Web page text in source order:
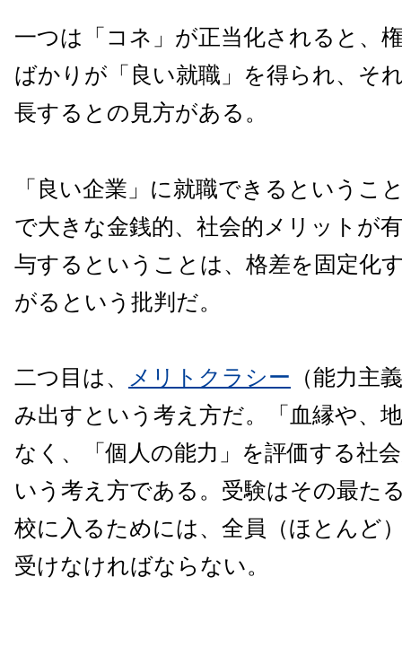
一つは「コネ」が正当化されると、
ばかりが「良い就職」を得られ、そ
長するとの見方がある。
「良い企業」に就職できるというこ
で大きな金銭的、社会的メリットが
与するということは、格差を固定化
がるという批判だ。
二つ目は、 メリトクラシー （能力主
み出すという考え方だ。「血縁や、
なく、「個人の能力」を評価する社
いう考え方である。受験はその最た
校に入るためには、全員（ほとんど
受けなければならない。